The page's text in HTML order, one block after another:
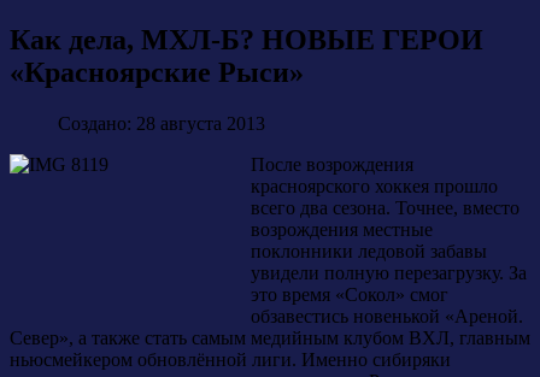
Как дела, МХЛ-Б? НОВЫЕ ГЕРОИ
«Красноярские Рыси»
Создано: 28 августа 2013
После возрождения
красноярского хоккея прошло
всего два сезона. Точнее, вместо
возрождения местные
поклонники ледовой забавы
увидели полную перезагрузку. За
это время «Сокол» смог
обзавестись новенькой «Ареной.
Север», а также стать самым медийным клубом ВХЛ, главным
ньюсмейкером обновлённой лиги. Именно сибиряки